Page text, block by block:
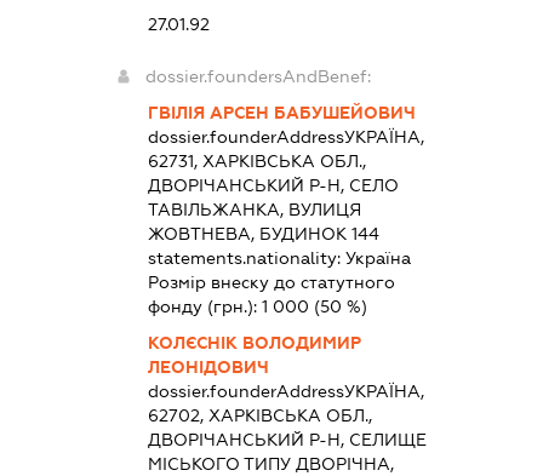
27.01.92
dossier.foundersAndBenef:
ГВІЛІЯ АРСЕН БАБУШЕЙОВИЧ
dossier.founderAddressУКРАЇНА,
62731, ХАРКІВСЬКА ОБЛ.,
ДВОРІЧАНСЬКИЙ Р-Н, СЕЛО
ТАВІЛЬЖАНКА, ВУЛИЦЯ
ЖОВТНЕВА, БУДИНОК 144
statements.nationality:Україна
Розмір внеску до статутного
фонду (грн.):1 000 (50 %)
КОЛЄСНІК ВОЛОДИМИР
ЛЕОНІДОВИЧ
dossier.founderAddressУКРАЇНА,
62702, ХАРКІВСЬКА ОБЛ.,
ДВОРІЧАНСЬКИЙ Р-Н, СЕЛИЩЕ
МІСЬКОГО ТИПУ ДВОРІЧНА,